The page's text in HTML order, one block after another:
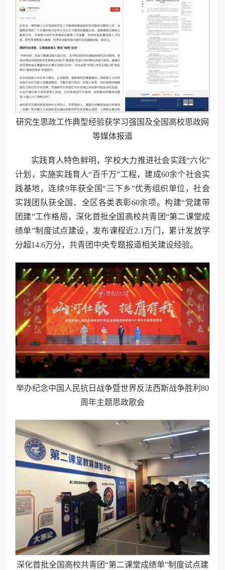
研究生思政工作典型经验获学习强国及全国高校思政网
等媒体报道
实践育人特色鲜明，学校大力推进社会实践“六化”
计划，实施实践育人“百千万”工程，建成60余个社会实
践基地，连续9年获全国“三下乡”优秀组织单位，社会
实践团队获全国、全区各类表彰60余项。构建“党建带
团建”工作格局，深化首批全国高校共青团“第二课堂成
绩单”制度试点建设，发布课程近2.1万门，累计发放学
分超14.6万分，共青团中央专题报道相关建设经验。
举办纪念中国人民抗日战争暨世界反法西斯战争胜利80
周年主题思政歌会
深化首批全国高校共青团“第二课堂成绩单”制度试点建